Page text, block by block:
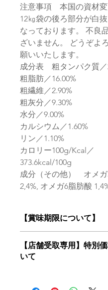
注意事項 本国の資材変
12㎏袋の後ろ部分が白
なっております。 不良
ざいません。 どうぞよ
願いいたします。
成分表 粗タンパク質／
粗脂肪／16.00%
粗繊維／2.90%
粗灰分／9.30%
水分／9.00%
カルシウム／1.60%
リン／1.10%
カロリー100g/Kcal／
373.6kcal/100g
成分（その他） オメガ
2,4%, オメガ6脂肪酸
【賞味期限について】
当店はお客様にご注文を頂
ーカー最新ロットの商品を
【店舗受取専用】特別
いて
望のお客様はカートで「店